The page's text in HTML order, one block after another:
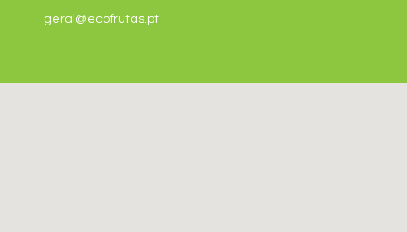
geral@ecofrutas.pt